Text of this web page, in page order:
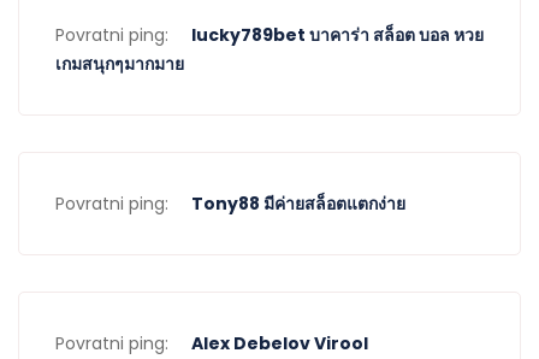
Povratni ping:
lucky789bet บาคาร่า สล็อต บอล หวย
เกมสนุกๆมากมาย
Povratni ping: Tony88 มีค่ายสล็อตแตกง่าย
Povratni ping: Alex Debelov Virool